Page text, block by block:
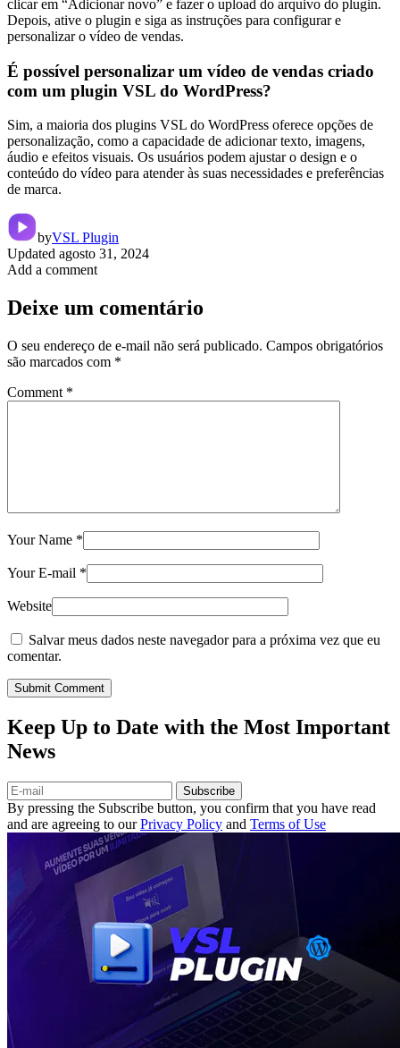
clicar em “Adicionar novo” e fazer o upload do arquivo do plugin.
Depois, ative o plugin e siga as instruções para configurar e
personalizar o vídeo de vendas.
É possível personalizar um vídeo de vendas criado
com um plugin VSL do WordPress?
Sim, a maioria dos plugins VSL do WordPress oferece opções de
personalização, como a capacidade de adicionar texto, imagens,
áudio e efeitos visuais. Os usuários podem ajustar o design e o
conteúdo do vídeo para atender às suas necessidades e preferências
de marca.
byVSL Plugin
Updated agosto 31, 2024
Add a comment
Deixe um comentário
O seu endereço de e-mail não será publicado. Campos obrigatórios
são marcados com *
Comment *
Your Name *
Your E-mail *
Website
Salvar meus dados neste navegador para a próxima vez que eu
comentar.
Submit Comment
Keep Up to Date with the Most Important
News
Subscribe
By pressing the Subscribe button, you confirm that you have read
and are agreeing to ourPrivacy Policy and Terms of Use